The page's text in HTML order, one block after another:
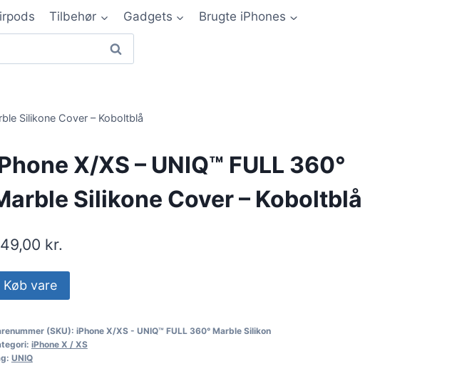
Tilbehør Gadgets Brugte iPhones
Silikone Cover – Koboltblå
X/XS – UNIQ™ FULL 360°
Silikone Cover – Koboltblå
kr.
Køb vare
(SKU): iPhone X/XS - UNIQ™ FULL 360° Marble Silikon
iPhone X / XS
UNIQ